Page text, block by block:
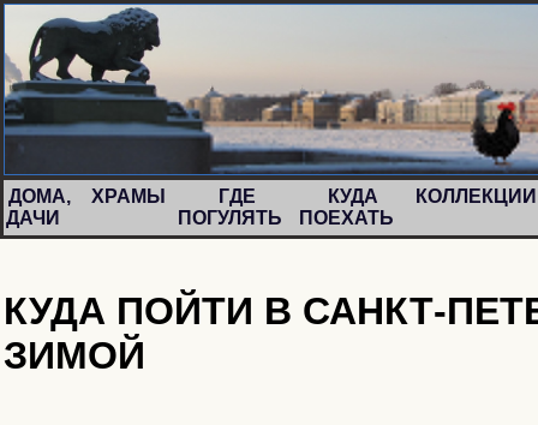
ДОМА,
ДАЧИ
ХРАМЫ
ГДЕ
ПОГУЛЯТЬ
КУДА
ПОЕХАТЬ
КУДА ПОЙТИ В САНКТ-
ЗИМОЙ